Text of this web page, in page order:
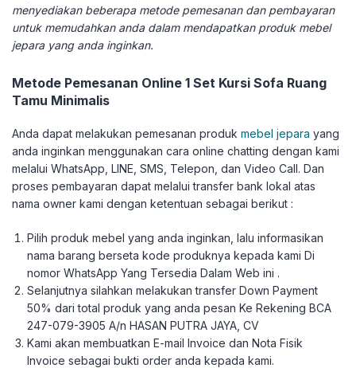
menyediakan beberapa metode pemesanan dan pembayaran
untuk memudahkan anda dalam mendapatkan produk mebel
jepara yang anda inginkan.
Metode Pemesanan Online 1 Set Kursi Sofa Ruang
Tamu Minimalis
Anda dapat melakukan pemesanan produk mebel jepara yang
anda inginkan menggunakan cara online chatting dengan kami
melalui WhatsApp, LINE, SMS, Telepon, dan Video Call. Dan
proses pembayaran dapat melalui transfer bank lokal atas
nama owner kami dengan ketentuan sebagai berikut :
Pilih produk mebel yang anda inginkan, lalu informasikan
nama barang berseta kode produknya kepada kami Di
nomor WhatsApp Yang Tersedia Dalam Web ini .
Selanjutnya silahkan melakukan transfer Down Payment
50% dari total produk yang anda pesan Ke Rekening BCA
247-079-3905 A/n HASAN PUTRA JAYA, CV
Kami akan membuatkan E-mail Invoice dan Nota Fisik
Invoice sebagai bukti order anda kepada kami.